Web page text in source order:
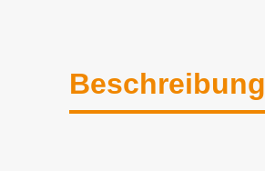
Beschreibung